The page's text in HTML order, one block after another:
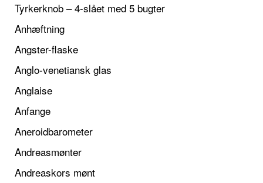
Tyrkerknob – 4-slået med 5 bugter
Anhæftning
Angster-flaske
Anglo-venetiansk glas
Anglaise
Anfange
Aneroidbarometer
Andreasmønter
Andreaskors mønt